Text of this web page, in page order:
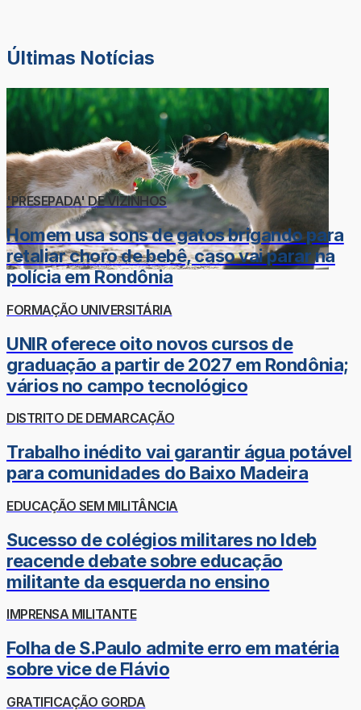
Últimas Notícias
'PRESEPADA' DE VIZINHOS
Homem usa sons de gatos brigando para
retaliar choro de bebê, caso vai parar na
polícia em Rondônia
FORMAÇÃO UNIVERSITÁRIA
UNIR oferece oito novos cursos de
graduação a partir de 2027 em Rondônia;
vários no campo tecnológico
DISTRITO DE DEMARCAÇÃO
Trabalho inédito vai garantir água potável
para comunidades do Baixo Madeira
EDUCAÇÃO SEM MILITÂNCIA
Sucesso de colégios militares no Ideb
reacende debate sobre educação
militante da esquerda no ensino
IMPRENSA MILITANTE
Folha de S.Paulo admite erro em matéria
sobre vice de Flávio
GRATIFICAÇÃO GORDA